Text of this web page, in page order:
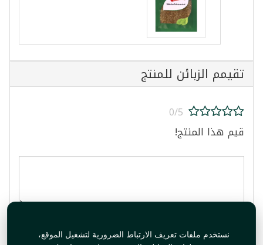
نستخدم ملفات تعريف الارتباط الضرورية لتشغيل الموقع،
تقيمم الزبائن للمنتج
0/5
قيم هذا المنتج!